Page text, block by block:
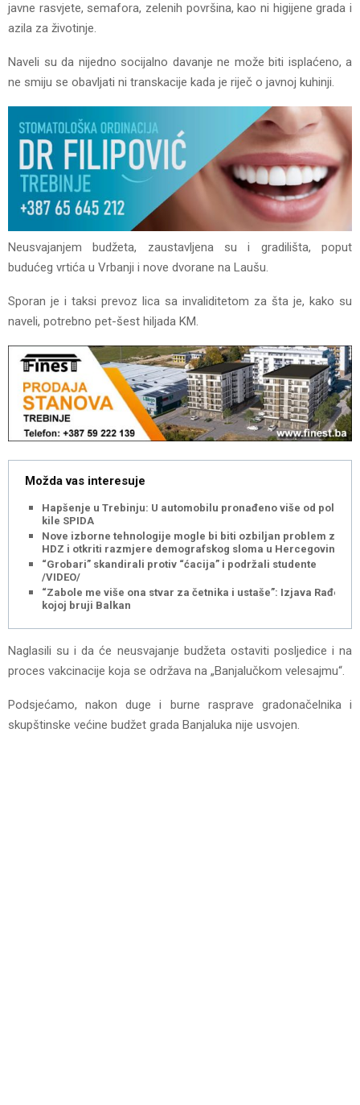
javne rasvjete, semafora, zelenih površina, kao ni higijene grada i
azila za životinje.
Naveli su da nijedno socijalno davanje ne može biti isplaćeno, a
ne smiju se obavljati ni transkacije kada je riječ o javnoj kuhinji.
Neusvajanjem budžeta, zaustavljena su i gradilišta, poput
budućeg vrtića u Vrbanji i nove dvorane na Laušu.
Sporan je i taksi prevoz lica sa invaliditetom za šta je, kako su
naveli, potrebno pet-šest hiljada KM.
Možda vas interesuje
Hapšenje u Trebinju: U automobilu pronađeno više od pola
kile SPIDA
Nove izborne tehnologije mogle bi biti ozbiljan problem za
HDZ i otkriti razmjere demografskog sloma u Hercegovini
“Grobari” skandirali protiv “ćacija” i podržali studente
/VIDEO/
“Zabole me više ona stvar za četnika i ustaše”: Izjava Rađe o
kojoj bruji Balkan
Naglasili su i da će neusvajanje budžeta ostaviti posljedice i na
proces vakcinacije koja se održava na „Banjalučkom velesajmu“.
Podsjećamo, nakon duge i burne rasprave gradonačelnika i
skupštinske većine budžet grada Banjaluka nije usvojen.